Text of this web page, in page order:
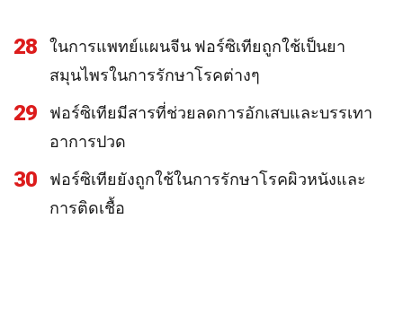
28
ในการแพทย์แผนจีน ฟอร์ซิเทียถูกใช้เป็นยา
สมุนไพรในการรักษาโรคต่างๆ
29
ฟอร์ซิเทียมีสารที่ช่วยลดการอักเสบและบรรเทา
อาการปวด
30
ฟอร์ซิเทียยังถูกใช้ในการรักษาโรคผิวหนังและ
การติดเชื้อ